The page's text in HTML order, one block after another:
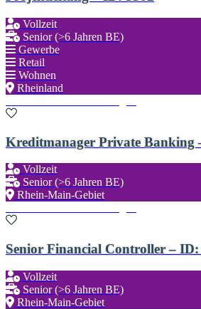
Vollzeit
Senior (>6 Jahren BE)
Gewerbe
Retail
Wohnen
Rheinland
Kreditmanager Private Banking
Vollzeit
Senior (>6 Jahren BE)
Rhein-Main-Gebiet
Senior Financial Controller – ID:
Vollzeit
Senior (>6 Jahren BE)
Rhein-Main-Gebiet